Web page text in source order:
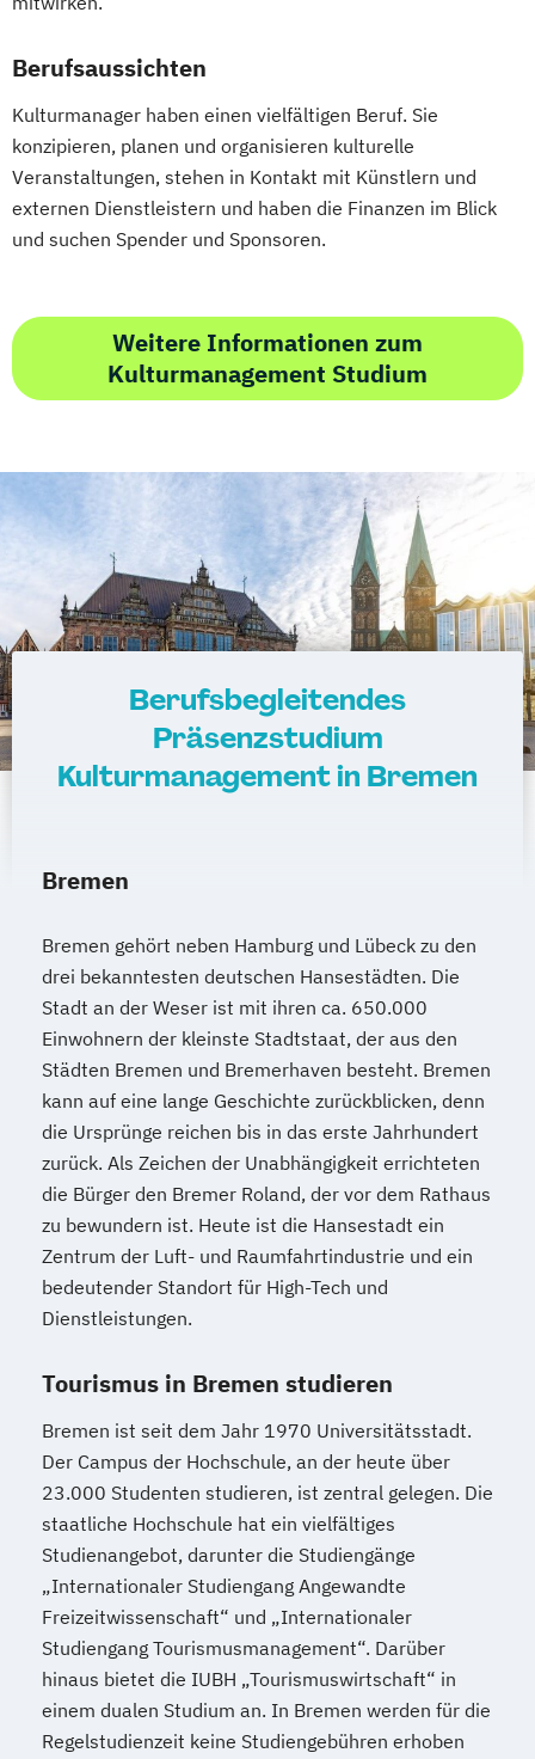
Berufsaussichten
Kulturmanager haben einen vielfältigen Beruf. Sie
konzipieren, planen und organisieren kulturelle
Veranstaltungen, stehen in Kontakt mit Künstlern und
externen Dienstleistern und haben die Finanzen im Blick
und suchen Spender und Sponsoren.
Weitere Informationen zum
Kulturmanagement Studium
Berufsbegleitendes
Präsenzstudium
Kulturmanagement in Bremen
Bremen
Bremen gehört neben Hamburg und Lübeck zu den
drei bekanntesten deutschen Hansestädten. Die
Stadt an der Weser ist mit ihren ca. 650.000
Einwohnern der kleinste Stadtstaat, der aus den
Städten Bremen und Bremerhaven besteht. Bremen
kann auf eine lange Geschichte zurückblicken, denn
die Ursprünge reichen bis in das erste Jahrhundert
zurück. Als Zeichen der Unabhängigkeit errichteten
die Bürger den Bremer Roland, der vor dem Rathaus
zu bewundern ist. Heute ist die Hansestadt ein
Zentrum der Luft- und Raumfahrtindustrie und ein
bedeutender Standort für High-Tech und
Dienstleistungen.
Tourismus in Bremen studieren
Bremen ist seit dem Jahr 1970 Universitätsstadt.
Der Campus der Hochschule, an der heute über
23.000 Studenten studieren, ist zentral gelegen. Die
staatliche Hochschule hat ein vielfältiges
Studienangebot, darunter die Studiengänge
„Internationaler Studiengang Angewandte
Freizeitwissenschaft“ und „Internationaler
Studiengang Tourismusmanagement“. Darüber
hinaus bietet die IUBH „Tourismuswirtschaft“ in
einem dualen Studium an. In Bremen werden für die
Regelstudienzeit keine Studiengebühren erhoben